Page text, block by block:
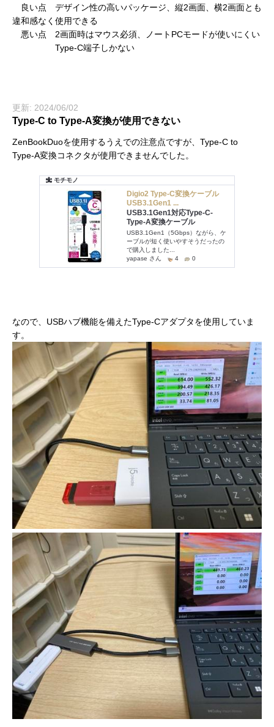
良い点 デザイン性の高いパッケージ、縦2画面、横2画面とも
違和感なく使用できる
悪い点 2画面時はマウス必須、ノートPCモードが使いにくい
Type-C端子しかない
更新: 2024/06/02
Type-C to Type-A変換が使用できない
ZenBookDuoを使用するうえでの注意点ですが、Type-C to
Type-A変換コネクタが使用できませんでした。
なので、USBハブ機能を備えたType-Cアダプタを使用していま
す。